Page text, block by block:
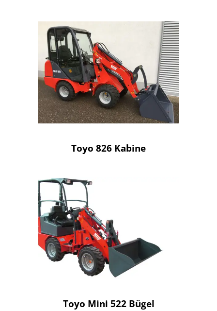
Toyo 826 Kabine
Toyo Mini 522 Bügel